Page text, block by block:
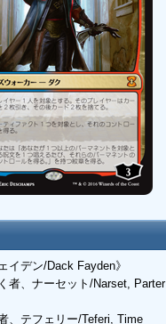
イデン/Dack Fayden》
者、ナーセット/Narset, Parter
、テフェリー/Teferi, Time